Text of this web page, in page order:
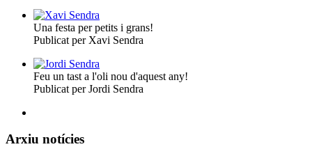
Una festa per petits i grans!
Publicat per Xavi Sendra
Feu un tast a l'oli nou d'aquest any!
Publicat per Jordi Sendra
Arxiu notícies